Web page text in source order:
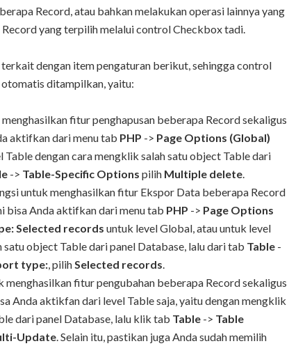
Record, atau bahkan melakukan operasi lainnya yang
yang terpilih melalui control Checkbox tadi.
dengan item pengaturan berikut, sehingga control
ditampilkan, yaitu:
fitur penghapusan beberapa Record sekaligus
aktifkan dari menu tab PHP -> Page Options (Global)
Table dengan cara mengklik salah satu object Table dari
-> Table-Specific Options pilih Multiple delete.
untuk menghasilkan fitur Ekspor Data beberapa Record
bisa Anda aktifkan dari menu tab PHP -> Page Options
Selected records untuk level Global, atau untuk level
satu object Table dari panel Database, lalu dari tab Table -
type:, pilihSelected records.
menghasilkan fitur pengubahan beberapa Record sekaligus
Anda aktikfan dari level Table saja, yaitu dengan mengklik
dari panel Database, lalu klik tab Table -> Table
Update. Selain itu, pastikan juga Anda sudah memilih